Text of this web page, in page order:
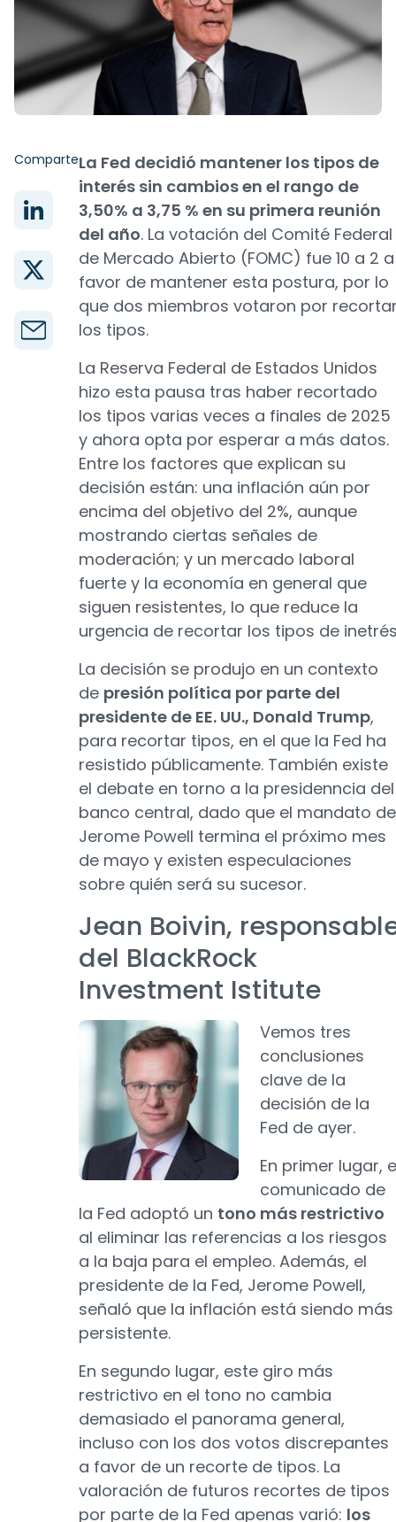
ComparteLa Fed decidió mantener los tipos de
interés sin cambios en el rango de
3,50% a 3,75 % en su primera reunión
del año. La votación del Comité Federal
de Mercado Abierto (FOMC) fue 10 a 2 a
favor de mantener esta postura, por lo
que dos miembros votaron por
los tipos.
La Reserva Federal de Estados Unidos
hizo esta pausa tras haber recortado
los tipos varias veces a finales de 2025
y ahora opta por esperar a más datos.
Entre los factores que explican su
decisión están: una inflación aún por
encima del objetivo del 2%, aunque
mostrando ciertas señales de
moderación; y un mercado laboral
fuerte y la economía en general que
siguen resistentes, lo que reduce la
urgencia de recortar los tipos de
La decisión se produjo en un contexto
de presión política por parte del
presidente de EE. UU., Donald Trump,
para recortar tipos, en el que la Fed ha
resistido públicamente. También existe
el debate en torno a la presidenncia del
banco central, dado que el mandato de
Jerome Powell termina el próximo mes
de mayo y existen especulaciones
sobre quién será su sucesor.
Jean Boivin,
del BlackRock
Investment Istitute
Vemos tres
conclusiones
clave de la
decisión de la
Fed de ayer.
En primer lugar,
comunicado de
la Fed adoptó un tono más restrictivo
al eliminar las referencias a los riesgos
a la baja para el empleo. Además, el
presidente de la Fed, Jerome Powell,
señaló que la inflación está siendo más
persistente.
En segundo lugar, este giro más
restrictivo en el tono no cambia
demasiado el panorama general,
incluso con los dos votos discrepantes
a favor de un recorte de tipos. La
valoración de futuros recortes de tipos
por parte de la Fed apenas varió: los